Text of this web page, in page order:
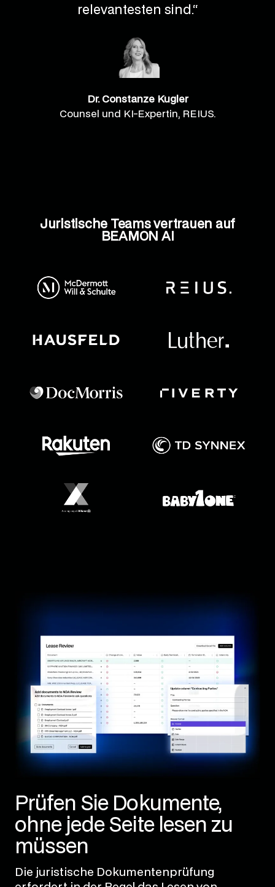
relevantesten sind.“
Dr. Constanze Kugler
Counsel und KI-Expertin, REIUS.
Juristische Teams vertrauen auf
BEAMON AI
Prüfen Sie Dokumente,
ohne jede Seite lesen zu
müssen
Die juristische Dokumentenprüfung